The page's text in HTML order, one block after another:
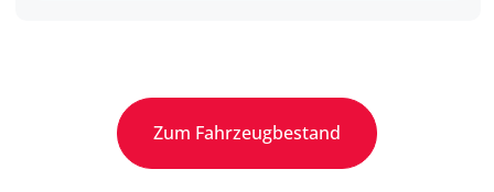
Zum Fahrzeugbestand